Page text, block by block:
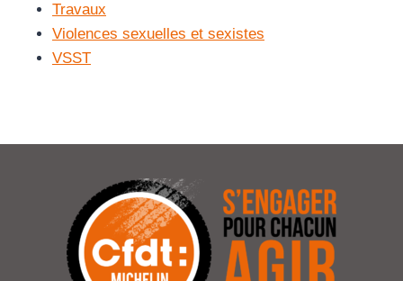
Travaux
Violences sexuelles et sexistes
VSST